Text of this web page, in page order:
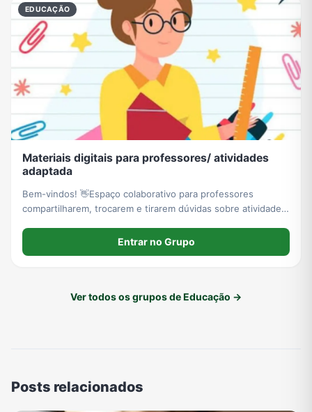
EDUCAÇÃO
Materiais digitais para professores/ atividades
adaptada
Bem-vindos! 👋Espaço colaborativo para professores
compartilharem, trocarem e tirarem dúvidas sobre atividades
foco total no tema do grupo.Compartilho ideias, materiais e
dicas.
Entrar no Grupo
Ver todos os grupos de Educação →
Posts relacionados